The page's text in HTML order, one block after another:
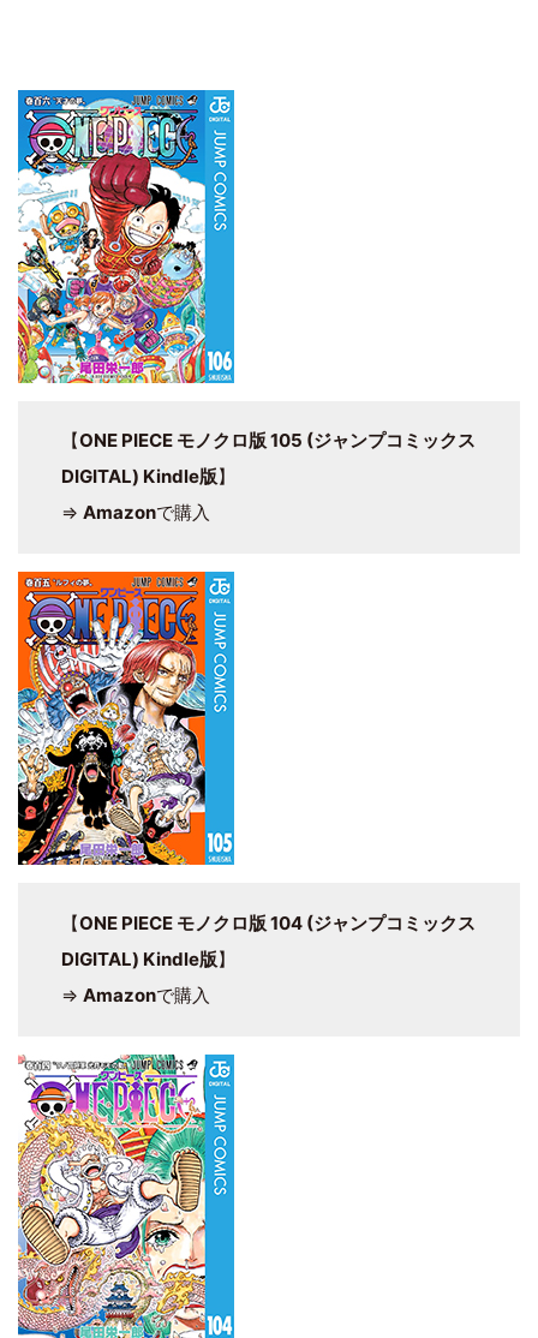
【ONE PIECE モノクロ版 105 (ジャンプコミックス
DIGITAL) Kindle版】
⇒ Amazonで購入
【ONE PIECE モノクロ版 104 (ジャンプコミックス
DIGITAL) Kindle版】
⇒ Amazonで購入